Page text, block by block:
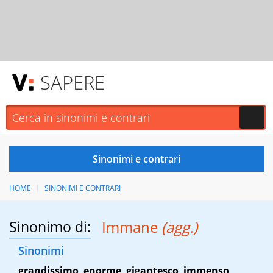
SAPERE
HOME SINONIMI E CONTRARI
Sinonimo di: Immane (agg.)
Sinonimi